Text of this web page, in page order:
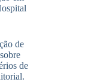
de
de